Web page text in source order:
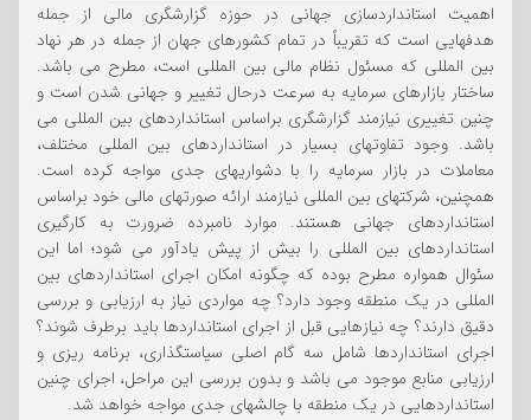
اهمیت استانداردسازی جهانی در حوزه گزارشگری مالی از جمله
هدفهایی است که تقریباً در تمام کشورهای جهان از جمله در هر نهاد
بین المللی که مسئول نظام مالی بین المللی است، مطرح می باشد.
ساختار بازارهای سرمایه به سرعت درحال تغییر و جهانی شدن است و
چنین تغییری نیازمند گزارشگری براساس استانداردهای بین المللی می
باشد. وجود تفاوتهای بسیار در استانداردهای بین المللی مختلف،
معاملات در بازار سرمایه را با دشواریهای جدی مواجه کرده است.
همچنین، شرکتهای بین المللی نیازمند ارائه صورتهای مالی خود براساس
استانداردهای جهانی هستند. موارد نامبرده ضرورت به کارگیری
استانداردهای بین المللی را بیش از پیش یادآور می شود؛ اما این
سئوال همواره مطرح بوده که چگونه امکان اجرای استانداردهای بین
المللی در یک منطقه وجود دارد؟ چه مواردی نیاز به ارزیابی و بررسی
دقیق دارند؟ چه نیازهایی قبل از اجرای استانداردها باید برطرف شوند؟
اجرای استانداردها شامل سه گام اصلی سیاستگذاری، برنامه ریزی و
ارزیابی منابع موجود می باشد و بدون بررسی این مراحل، اجرای چنین
استانداردهایی در یک منطقه با چالشهای جدی مواجه خواهد شد.